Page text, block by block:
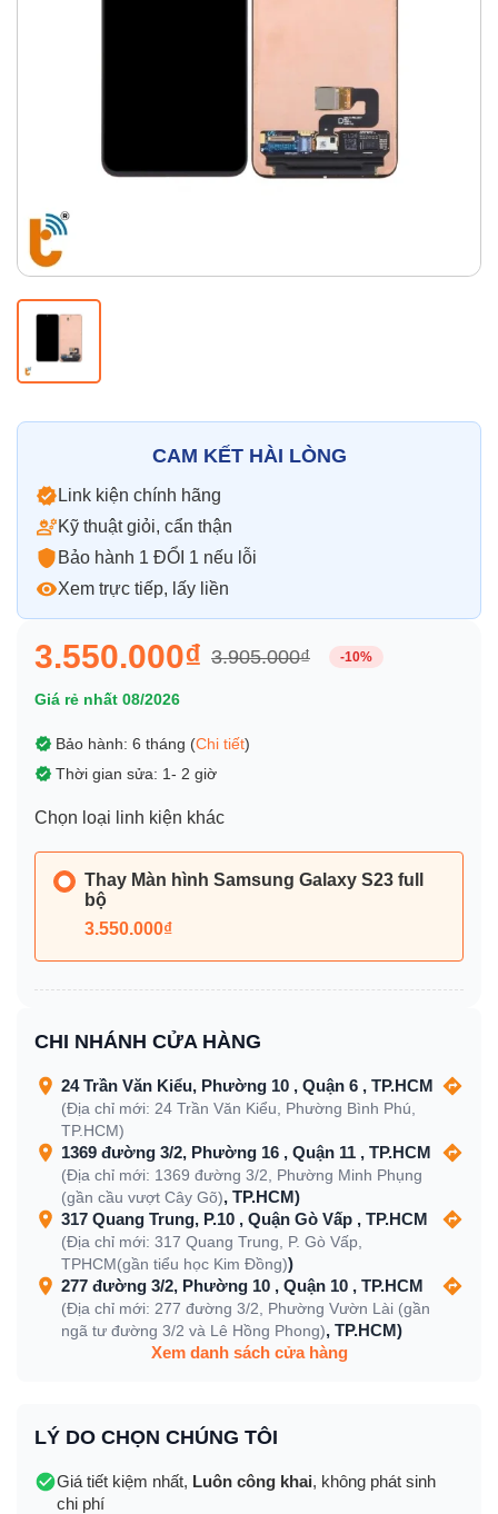
CAM KẾT HÀI LÒNG
Link kiện chính hãng
Kỹ thuật giỏi, cẩn thận
Bảo hành 1 ĐỔI 1 nếu lỗi
Xem trực tiếp, lấy liền
3.550.000₫ 3.905.000₫ -10%
Giá rẻ nhất 08/2026
Bảo hành: 6 tháng (Chi tiết)
Thời gian sửa: 1- 2 giờ
Chọn loại linh kiện khác
Thay Màn hình Samsung Galaxy S23 full
bộ
3.550.000₫
CHI NHÁNH CỬA HÀNG
24 Trần Văn Kiểu, Phường 10 , Quận 6 , TP.HCM
(Địa chỉ mới: 24 Trần Văn Kiểu, Phường Bình Phú,
TP.HCM)
1369 đường 3/2, Phường 16 , Quận 11 , TP.HCM
(Địa chỉ mới: 1369 đường 3/2, Phường Minh Phụng
(gần cầu vượt Cây Gõ), TP.HCM)
317 Quang Trung, P.10 , Quận Gò Vấp , TP.HCM
(Địa chỉ mới: 317 Quang Trung, P. Gò Vấp,
TPHCM(gần tiểu học Kim Đồng))
277 đường 3/2, Phường 10 , Quận 10 , TP.HCM
(Địa chỉ mới: 277 đường 3/2, Phường Vườn Lài (gần
ngã tư đường 3/2 và Lê Hồng Phong), TP.HCM)
Xem danh sách cửa hàng
LÝ DO CHỌN CHÚNG TÔI
Giá tiết kiệm nhất, Luôn công khai, không phát sinh
chi phí